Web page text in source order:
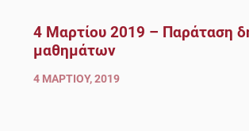
4 Μαρτίου 2019 – Παράταση
μαθημάτων
4 ΜΑΡΤΊΟΥ, 2019